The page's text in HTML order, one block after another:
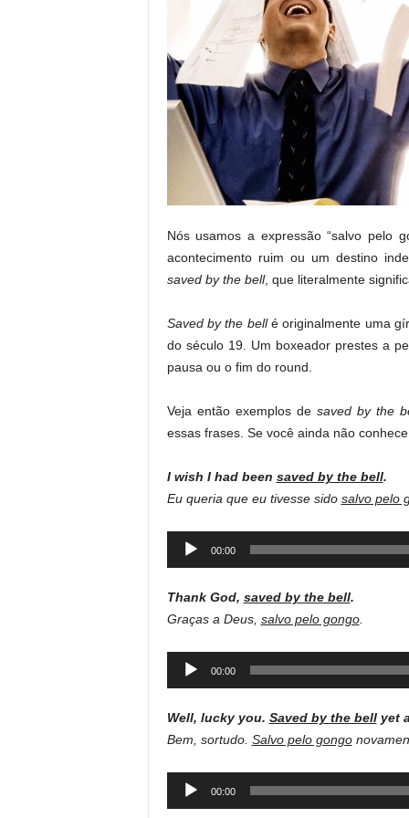
Nós usamos a expressão “salvo pelo
acontecimento ruim ou um destino
saved by the bell, que literalmente
Saved by the bellé originalmente uma
do século 19. Um boxeador prestes a
pausa ou o fim do round.
Veja então exemplos de saved by the
essas frases. Se você ainda não
I wish I had been saved by the bell.
Eu queria que eu tivesse sido salvo pelo
Audio
00:00
Thank God, saved by the bell.
Graças a Deus, salvo pelo gongo.
Audio
00:00
Well, lucky you. Saved by the bellyet
Bem, sortudo. Salvo pelo gongo
Audio
00:00